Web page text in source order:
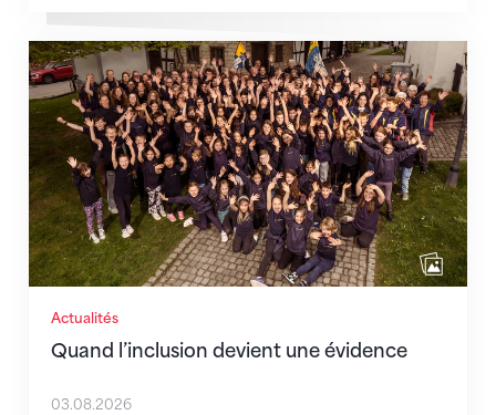
Actualités
Quand l’inclusion devient une évidence
Quand l’inclusion devient une évidence
03.08.2026